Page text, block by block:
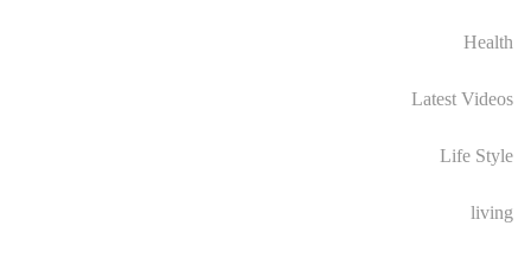
Health
Latest Videos
Life Style
living